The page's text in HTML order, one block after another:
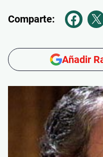
Comparte:
Añadir